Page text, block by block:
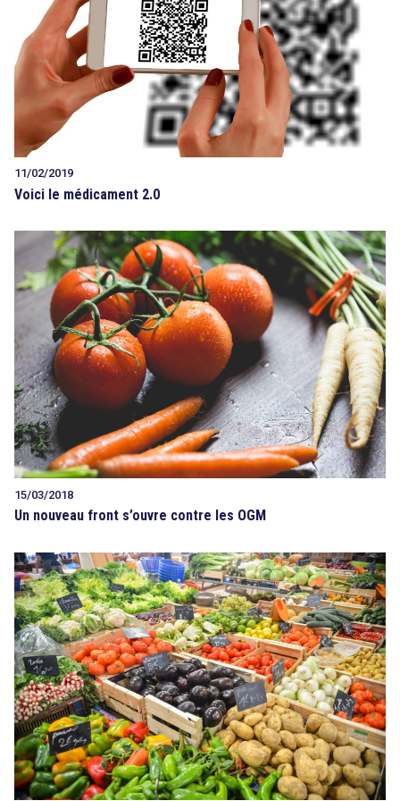
11/02/2019
Voici le médicament 2.0
15/03/2018
Un nouveau front s’ouvre contre les OGM